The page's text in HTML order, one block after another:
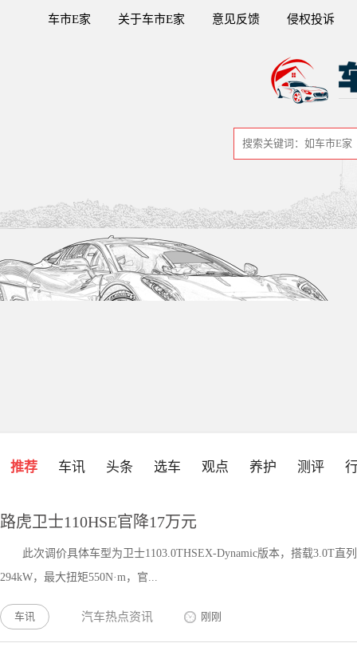
车市E家 关于车市E家 意见反馈 侵权投诉
推荐 车讯 头条 选车 观点 养护 测评
路虎卫士110HSE官降17万元
此次调价具体车型为卫士1103.0THSEX-Dynamic版本，搭载3.0T
294kW，最大扭矩550N·m，官...
车讯 汽车热点资讯 刚刚